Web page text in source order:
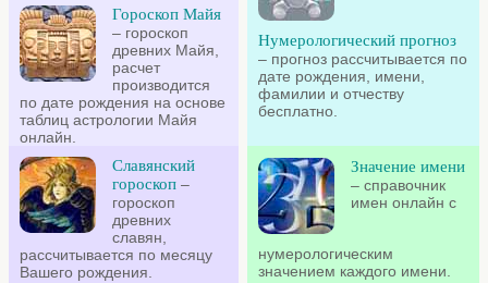
Гороскоп Майя
– гороскоп
древних Майя,
расчет
производится
по дате рождения на основе
таблиц астрологии Майя
онлайн.
Нумерологический прогноз
– прогноз рассчитывается по
дате рождения, имени,
фамилии и отчеству
бесплатно.
Славянский
гороскоп –
гороскоп
древних
славян,
рассчитывается по месяцу
Вашего рождения.
Значение имени
– справочник
имен онлайн с
нумерологическим
значением каждого имени.